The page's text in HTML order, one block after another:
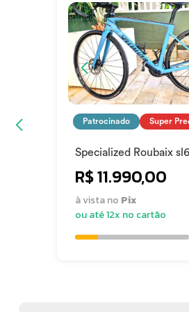
- Não acompanha pedais e suporte
Patrocinado Super
Specialized Roubaix
R$ 11.990,00
à vista no Pix
ou até 12x no cartão